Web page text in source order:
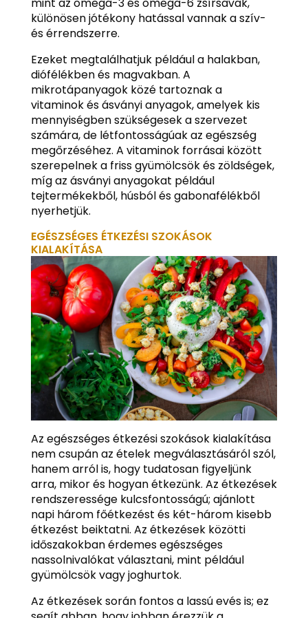
különösen jótékony hatással vannak a szív-
és érrendszerre.
Ezeket megtalálhatjuk például a halakban,
diófélékben és magvakban. A
mikrotápanyagok közé tartoznak a
vitaminok és ásványi anyagok, amelyek kis
mennyiségben szükségesek a szervezet
számára, de létfontosságúak az egészség
megőrzéséhez. A vitaminok forrásai között
szerepelnek a friss gyümölcsök és zöldségek,
míg az ásványi anyagokat például
tejtermékekből, húsból és gabonafélékből
nyerhetjük.
EGÉSZSÉGES ÉTKEZÉSI SZOKÁSOK
KIALAKÍTÁSA
Az egészséges étkezési szokások kialakítása
nem csupán az ételek megválasztásáról szól,
hanem arról is, hogy tudatosan figyeljünk
arra, mikor és hogyan étkezünk. Az étkezések
rendszeressége kulcsfontosságú; ajánlott
napi három főétkezést és két-három kisebb
étkezést beiktatni. Az étkezések közötti
időszakokban érdemes egészséges
nassolnivalókat választani, mint például
gyümölcsök vagy joghurtok.
Az étkezések során fontos a lassú evés is; ez